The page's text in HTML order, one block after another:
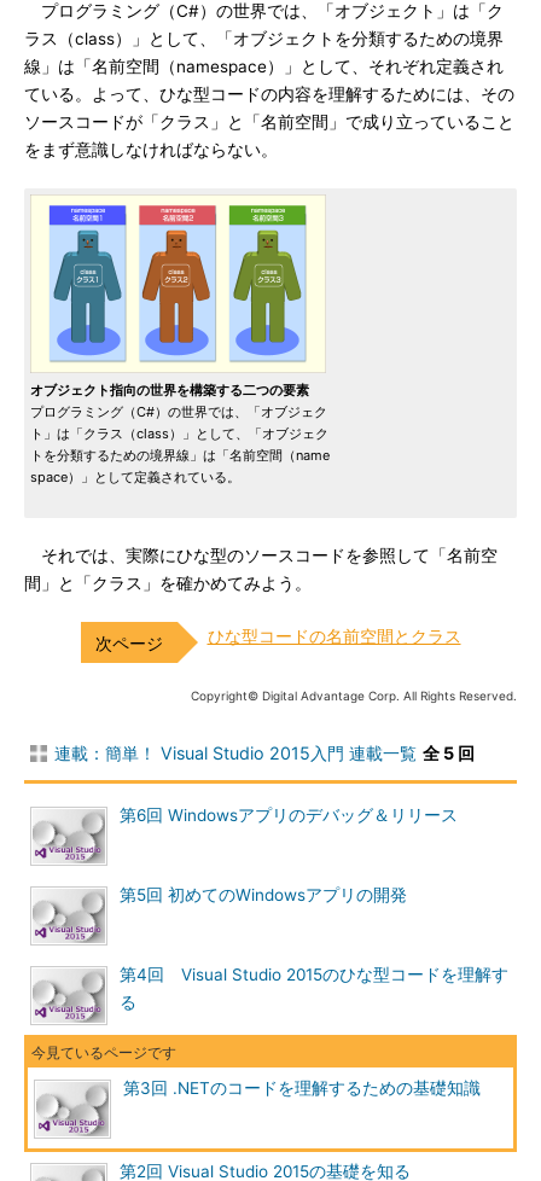
プログラミング（C#）の世界では、「オブジェクト」は「ク
ラス（class）」として、「オブジェクトを分類するための境界
線」は「名前空間（namespace）」として、それぞれ定義され
ている。よって、ひな型コードの内容を理解するためには、その
ソースコードが「クラス」と「名前空間」で成り立っていること
をまず意識しなければならない。
オブジェクト指向の世界を構築する二つの要素
プログラミング（C#）の世界では、「オブジェク
ト」は「クラス（class）」として、「オブジェク
トを分類するための境界線」は「名前空間（name
space）」として定義されている。
それでは、実際にひな型のソースコードを参照して「名前空
間」と「クラス」を確かめてみよう。
ひな型コードの名前空間とクラス
Copyright© Digital Advantage Corp. All Rights Reserved.
連載：簡単！ Visual Studio 2015入門 連載一覧 全 5 回
第6回 Windowsアプリのデバッグ＆リリース
第5回 初めてのWindowsアプリの開発
第4回 Visual Studio 2015のひな型コードを理解す
る
第3回 .NETのコードを理解するための基礎知識
第2回 Visual Studio 2015の基礎を知る